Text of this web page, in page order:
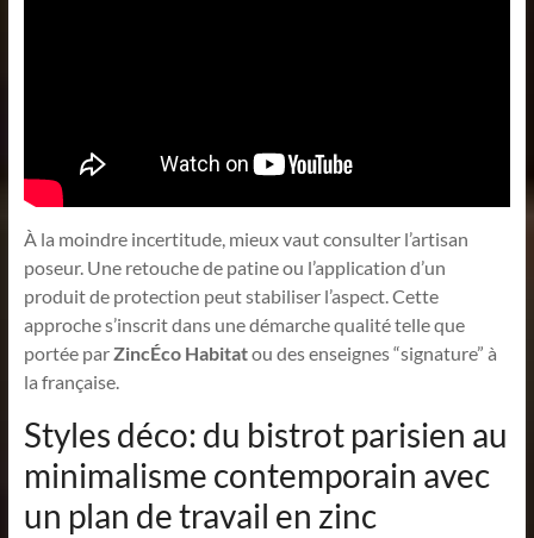
À la moindre incertitude, mieux vaut consulter l’artisan
poseur. Une retouche de patine ou l’application d’un
produit de protection peut stabiliser l’aspect. Cette
approche s’inscrit dans une démarche qualité telle que
portée parZincÉco Habitatou des enseignes “signature” à
la française.
Styles déco: du bistrot parisien au
minimalisme contemporain avec
un plan de travail en zinc